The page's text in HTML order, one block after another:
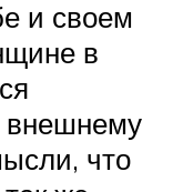
и своем
в
внешнему
что